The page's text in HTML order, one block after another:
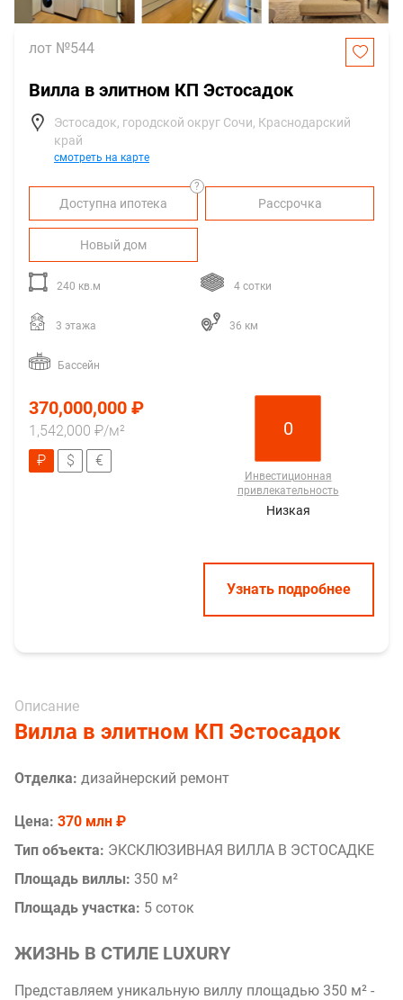
лот №544
Вилла в элитном КП Эстосадок
Эстосадок, городской округ Сочи, Краснодарский
край
смотреть на карте
?
Доступна ипотека Рассрочка
Новый дом
240 кв.м 4 сотки
3 этажа 36 км
Бассейн
370,000,000 ₽
1,542,000 ₽/м²
₽
$ €
0
Инвестиционная
привлекательность
Низкая
Узнать подробнее
Описание
Вилла в элитном КП Эстосадок
Отделка: дизайнерский ремонт
Цена: 370 млн ₽
Тип объекта: ЭКСКЛЮЗИВНАЯ ВИЛЛА В ЭСТОСАДКЕ
Площадь виллы: 350 м²
Площадь участка: 5 соток
ЖИЗНЬ В СТИЛЕ LUXURY
Представляем уникальную виллу площадью 350 м² -